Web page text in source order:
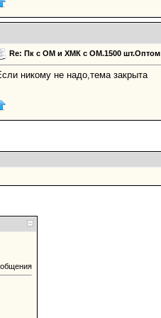
Re: Пк с ОМ и ХМК с ОМ.1500 шт.Оптом
никому не надо,тема закрыта